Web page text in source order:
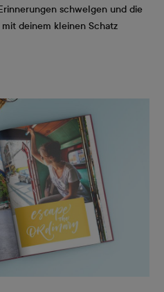
schwelgen und die
deinem kleinen Schatz